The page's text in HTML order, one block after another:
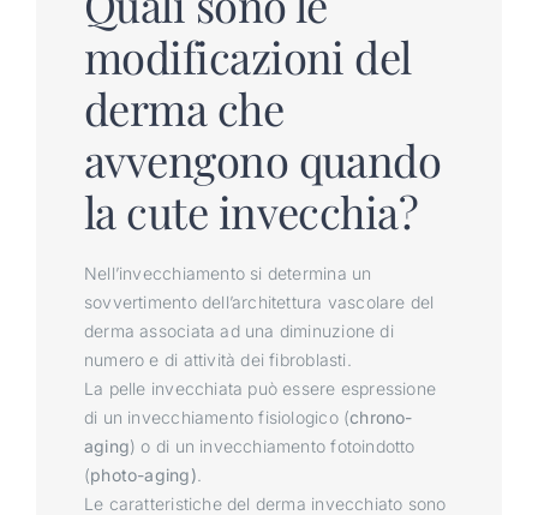
modificazioni del
derma che
avvengono quando
la cute invecchia?
Nell’invecchiamento si determina un
sovvertimento dell’architettura vascolare del
derma associata ad una diminuzione di
numero e di attività dei fibroblasti.
La pelle invecchiata può essere espressione
di un invecchiamento fisiologico (chrono-
aging) o di un invecchiamento fotoindotto
(photo-aging)
Le caratteristiche del derma invecchiato sono